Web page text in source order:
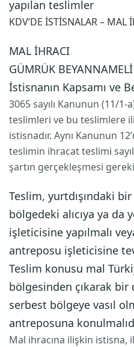
yapılan teslimler
KDV’DE İSTİSNALAR – MAL
MAL İHRACI
GÜMRÜK
İstisnanın Kapsamı ve
3065 sayılı Kanunun (11/
teslimleri ve bu teslimlere
istisnadır. Aynı Kanunun
teslimin ihracat teslimi
şartın gerçekleşmesi
Teslim, yurtdışındaki
bölgedeki alıcıya ya
işleticisine yapılmalı
antreposu işleticisine
Teslim konusu mal
bölgesinden çıkarak bir
serbest bölgeye vasıl
antreposuna
Mal ihracına ilişkin istisna,